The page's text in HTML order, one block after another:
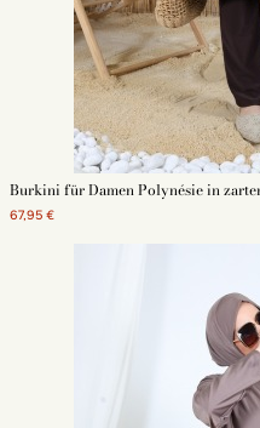
Burkini für Damen Polynésie in
67,95 €